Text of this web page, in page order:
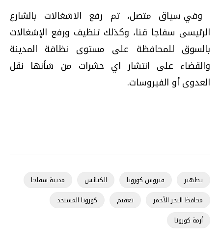
وفي سياق متصل، تم رفع الاشغالات بالشارع
الرئيسى سفاجا قنا، وكذلك تنظيف ورفع الإشغالات
بالسوق للمحافظة على مستوى نظافة المدينة
والقضاء على انتشار اي حشرات من شأنها نقل
العدوى أو الفيروسات.
تطهير فيروس كورونا الكنائس
مدينة سفاجا
محافظ البحر الأحمر
تعقيم
كورونا المستجد
أزمة كورونا